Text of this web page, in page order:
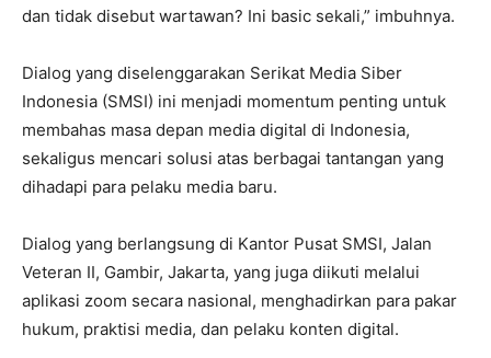
dan tidak disebut wartawan? Ini basic sekali,” imbuhnya.
‎Dialog yang diselenggarakan Serikat Media Siber
Indonesia (SMSI) ini menjadi momentum penting untuk
membahas masa depan media digital di Indonesia,
sekaligus mencari solusi atas berbagai tantangan yang
dihadapi para pelaku media baru.
‎Dialog yang berlangsung di Kantor Pusat SMSI, Jalan
Veteran II, Gambir, Jakarta, yang juga diikuti melalui
aplikasi zoom secara nasional, menghadirkan para pakar
hukum, praktisi media, dan pelaku konten digital.